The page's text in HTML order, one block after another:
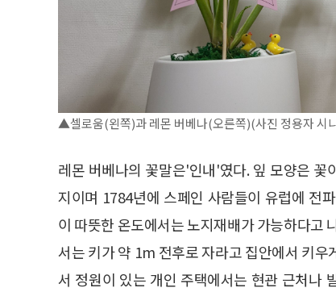
▲셀로움(왼쪽)과 레몬 버베나(오른쪽)(사진 정용자 시
레몬 버베나의 꽃말은'인내'였다. 잎 모양은 꽃
지이며 1784년에 스페인 사람들이 유럽에 전
이 따뜻한 온도에서는 노지재배가 가능하다고
서는 키가 약 1m 전후로 자라고 집안에서 키우
서 정원이 있는 개인 주택에서는 현관 근처나